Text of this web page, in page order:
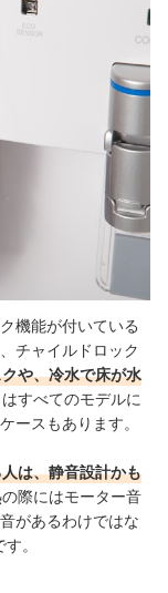
機能が付いている
チャイルドロック
や、冷水で床が水
すべてのモデルに
ースもあります。
は、静音設計かも
際にはモーター音
があるわけではな
。